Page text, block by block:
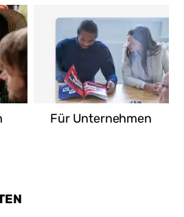
Für Unternehmen